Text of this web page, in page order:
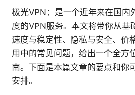
极光VPN：是一个近年来在国内
度的VPN服务。本文将带你从基
速度与稳定性、隐私与安全、价
用中的常见问题，给出一个全方
南。下面是本篇文章的要点和你
安排。